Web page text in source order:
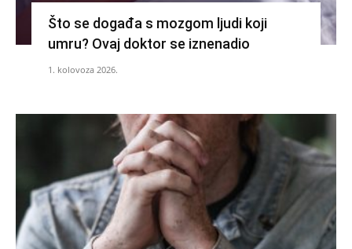
Što se događa s mozgom ljudi koji
umru? Ovaj doktor se iznenadio
1. kolovoza 2026.